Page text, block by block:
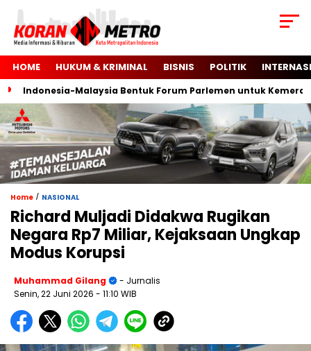
HOME HUKUM & KRIMINAL BISNIS POLITIK
Indonesia-Malaysia Bentuk Forum Parlemen untuk
Home / NASIONAL
Richard Muljadi Didakwa Rugikan
Negara Rp7 Miliar, Kejaksaan Ungkap
Modus Korupsi
Muhammad Gilang
- Jurnalis
Senin, 22 Juni 2026 - 11:10 WIB